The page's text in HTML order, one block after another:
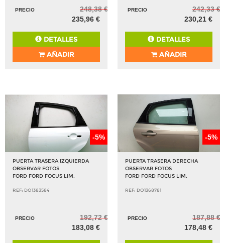
PRECIO
248,38 €
235,96 €
DETALLES
AÑADIR
PRECIO
242,33 €
230,21 €
DETALLES
AÑADIR
-5%
PUERTA TRASERA IZQUIERDA
OBSERVAR FOTOS
FORD FORD FOCUS LIM.
REF: DO1383584
PRECIO
192,72 €
183,08 €
-5%
PUERTA TRASERA DERECHA
OBSERVAR FOTOS
FORD FORD FOCUS LIM.
REF: DO1368781
PRECIO
187,88 €
178,48 €